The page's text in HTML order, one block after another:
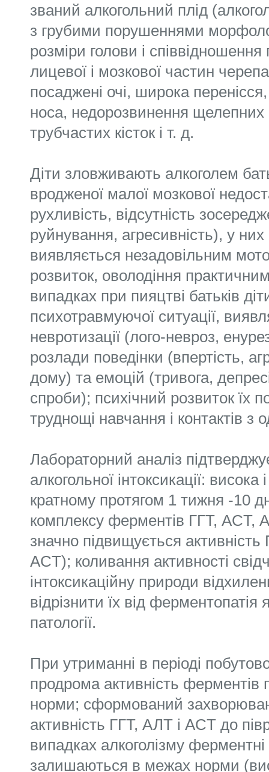
званий алкогольний плід
з грубими порушеннями
розміри голови і співвідношення
лицевої і мозкової частин
посаджені очі, широка
носа, недорозвинення щелепних
трубчастих кісток і т. д.
Діти зловживають алкоголем
вродженої малої мозкової
рухливість, відсутність
руйнування, агресивність), у
виявляється незадовільним
розвиток, оволодіння
випадках при пияцтві батьків
психотравмуючої ситуації,
невротизації (лого-невроз,
розлади поведінки (впертість,
дому) та емоцій (тривога,
спроби); психічний розвиток їх
труднощі навчання і контактів з
Лабораторний аналіз
алкогольної інтоксикації:
кратному протягом 1 тижня -10
комплексу ферментів ГГТ, ACT,
значно підвищується активність
ACT); коливання активності
інтоксикаційну природи
відрізнити їх від ферментопатія
патології.
При утриманні в періоді
продрома активність ферментів
норми; сформований
активність ГГТ, АЛТ і ACT до
випадках алкоголізму
залишаються в межах норми